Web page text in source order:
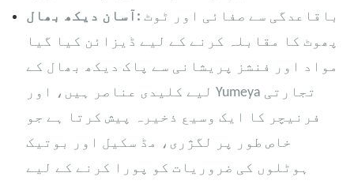
آسان دیکھ بھال: باقاعدگی سے صفائی اور ٹوٹ
پھوٹ کا مقابلہ کرنے کے لیے ڈیزائن کیا گیا
مواد اور فنشز پریشانی سے پاک دیکھ بھال کے
لیے کلیدی عناصر ہیں، اور Yumeya تجارتی
فرنیچر کا ایک وسیع ذخیرہ پیش کرتا ہے جو
خاص طور پر لگژری، مڈ سکیل اور بوتیک
ہوٹلوں کی ضروریات کو پورا کرنے کے لیے